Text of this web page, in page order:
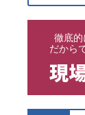
徹底的
だから
現